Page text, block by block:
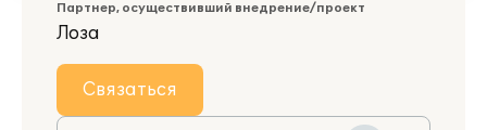
Партнер, осуществивший внедрение/проект
Лоза
Связаться